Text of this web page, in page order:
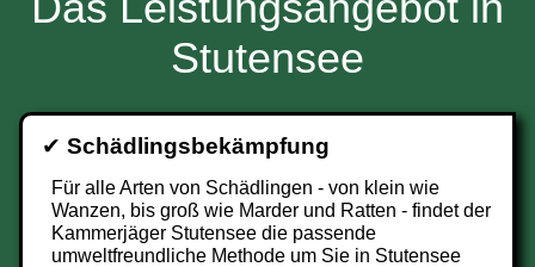
Stutensee
✔ Schädlingsbekämpfung
Für alle Arten von Schädlingen - von klein wie
Wanzen, bis groß wie Marder und Ratten - findet der
Kammerjäger Stutensee die passende
umweltfreundliche Methode um Sie in Stutensee